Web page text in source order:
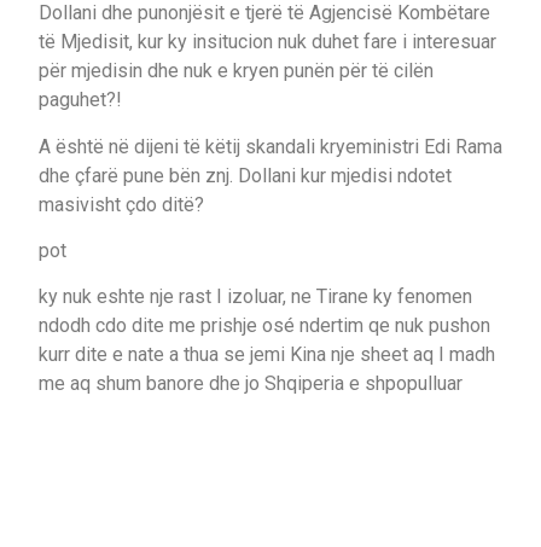
Dollani dhe punonjësit e tjerë të Agjencisë Kombëtare
të Mjedisit, kur ky insitucion nuk duhet fare i interesuar
për mjedisin dhe nuk e kryen punën për të cilën
paguhet?!
A është në dijeni të këtij skandali kryeministri Edi Rama
dhe çfarë pune bën znj. Dollani kur mjedisi ndotet
masivisht çdo ditë?
pot
ky nuk eshte nje rast I izoluar, ne Tirane ky fenomen
ndodh cdo dite me prishje osé ndertim qe nuk pushon
kurr dite e nate a thua se jemi Kina nje sheet aq I madh
me aq shum banore dhe jo Shqiperia e shpopulluar